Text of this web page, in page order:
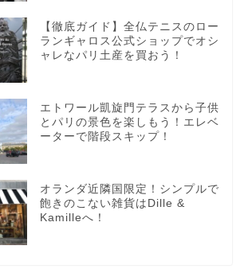
【徹底ガイド】全仏テニスのロー
ランギャロス公式ショップでオシ
ャレなパリ土産を買おう！
エトワール凱旋門テラスから子供
とパリの景色を楽しもう！エレベ
ーターで階段スキップ！
オランダ近隣国限定！シンプルで
飽きのこない雑貨はDille &
Kamilleへ！